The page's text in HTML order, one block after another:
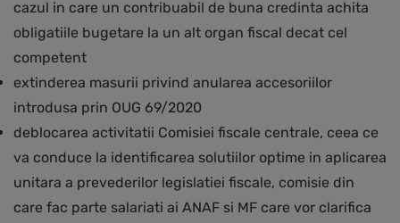
cazul in care un contribuabil de buna credinta achita
obligatiile bugetare la un alt organ fiscal decat cel
competent
extinderea masurii privind anularea accesoriilor
introdusa prin OUG 69/2020
deblocarea activitatii Comisiei fiscale centrale, ceea ce
va conduce la identificarea solutiilor optime in aplicarea
unitara a prevederilor legislatiei fiscale, comisie din
care fac parte salariati ai ANAF si MF care vor clarifica